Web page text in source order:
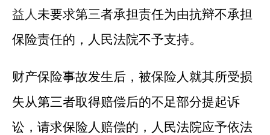
益人未要求第三者承担责任为由抗辩不承担
保险责任的，人民法院不予支持。
财产保险事故发生后，被保险人就其所受损
失从第三者取得赔偿后的不足部分提起诉
讼，请求保险人赔偿的，人民法院应予依法